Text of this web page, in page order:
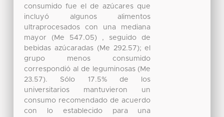
consumido fue el de azúcares que
incluyó algunos alimentos
ultraprocesados con una mediana
mayor (Me 547.05) , seguido de
bebidas azúcaradas (Me 292.57); el
grupo menos consumido
correspondió al de leguminosas (Me
23.57). Sólo 17.5% de los
universitarios mantuvieron un
consumo recomendado de acuerdo
con lo establecido para una